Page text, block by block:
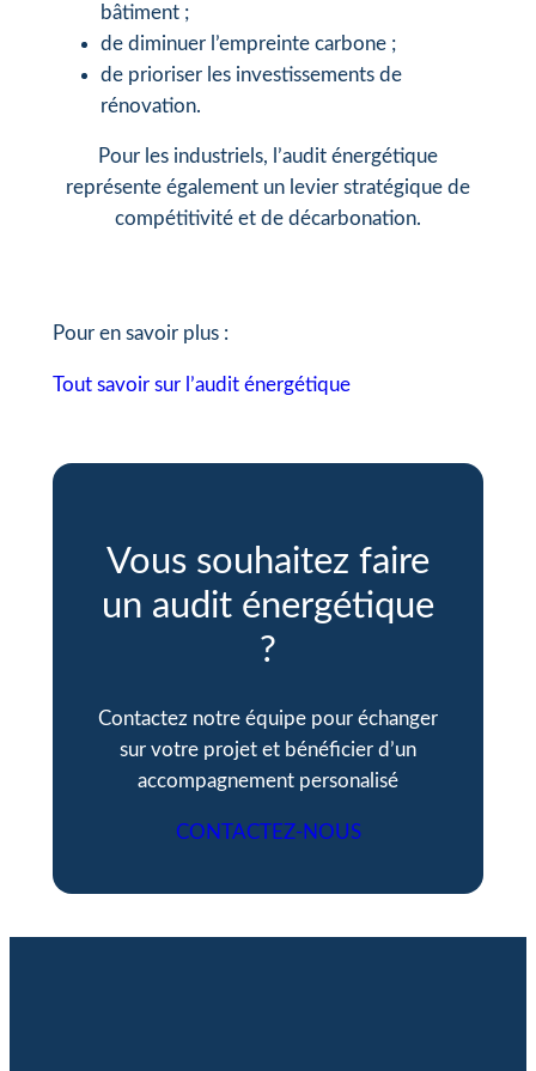
bâtiment ;
de diminuer l’empreinte carbone ;
de prioriser les investissements de
rénovation.
Pour les industriels, l’audit énergétique
représente également un levier stratégique de
compétitivité et de décarbonation.
Pour en savoir plus :
Tout savoir sur l’audit énergétique
Vous souhaitez faire
un audit énergétique
?
Contactez notre équipe pour échanger
sur votre projet et bénéficier d’un
accompagnement personalisé
CONTACTEZ-NOUS